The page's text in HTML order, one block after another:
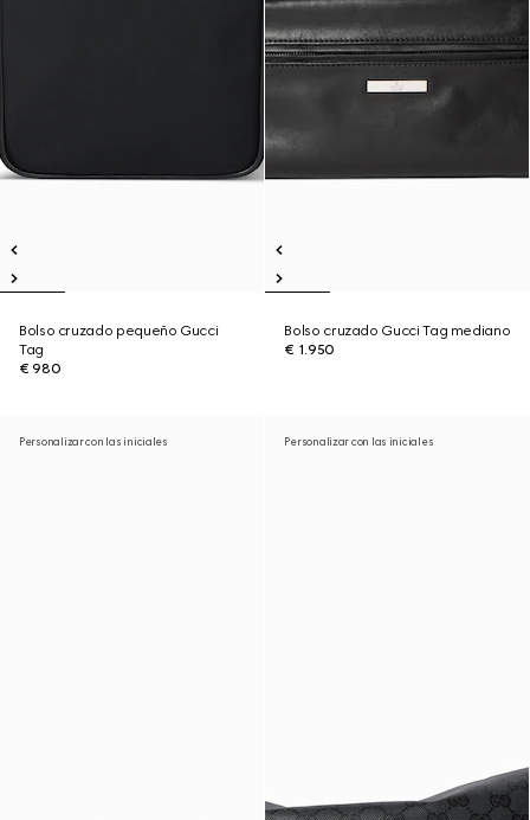
Bolso cruzado pequeño Gucci
Tag
€ 980
Bolso cruzado Gucci Tag mediano
€ 1.950
Personalizar con las iniciales Personalizar con las iniciales